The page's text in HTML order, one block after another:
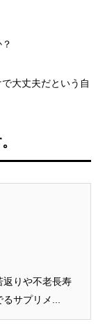
大丈夫だという自
返りや不老長寿
サプリメ...